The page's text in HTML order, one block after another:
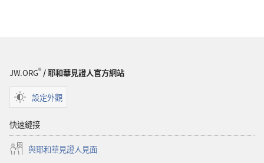
JW.ORG®/ 耶和華見證人官方網站
設定外觀
快速鏈接
與耶和華見證人見面